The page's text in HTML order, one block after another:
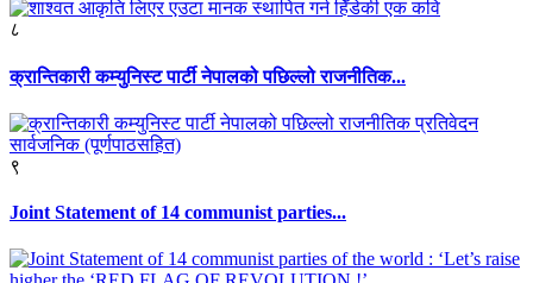
८
क्रान्तिकारी कम्युनिस्ट पार्टी नेपालको पछिल्लो राजनीतिक...
९
Joint Statement of 14 communist parties...